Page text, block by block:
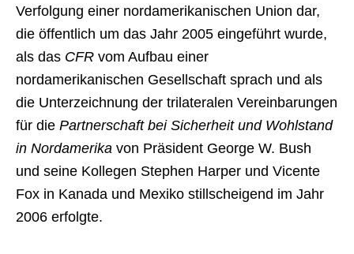
Verfolgung einer nordamerikanischen Union dar,
die öffentlich um das Jahr 2005 eingeführt wurde,
als das CFR vom Aufbau einer
nordamerikanischen Gesellschaft sprach und als
die Unterzeichnung der trilateralen Vereinbarungen
für die Partnerschaft bei Sicherheit und Wohlstand
in Nordamerika von Präsident George W. Bush
und seine Kollegen Stephen Harper und Vicente
Fox in Kanada und Mexiko stillscheigend im Jahr
2006 erfolgte.